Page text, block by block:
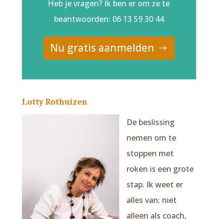
Heb je vragen? Ik ben er om ze te
beantwoorden: 06 13 59 30 44
Nu gratis aanmelden
Lotty Rothuizen
De beslissing
nemen om te
stoppen met
roken is een grote
stap. Ik weet er
alles van: niet
alleen als coach,